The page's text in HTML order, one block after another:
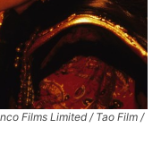
Films Limited / Tao Film /